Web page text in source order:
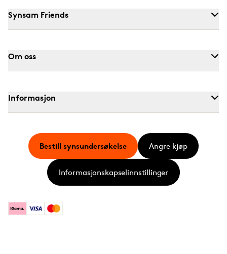
Synsam Friends
Om oss
Informasjon
KlarnaVisa Mastercard
Bestill synsundersøkelse Angre kjøp
Informasjonskapselinnstillinger